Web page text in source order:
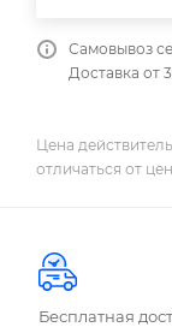
Самовывоз
Доставка от
Цена
отличаться от
Бесплатная